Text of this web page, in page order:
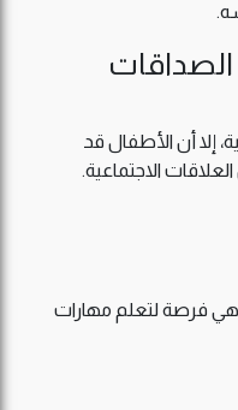
الصداقات
إلا أن الأطفال قد
الاجتماعية.
فرصة لتعلم مهارات